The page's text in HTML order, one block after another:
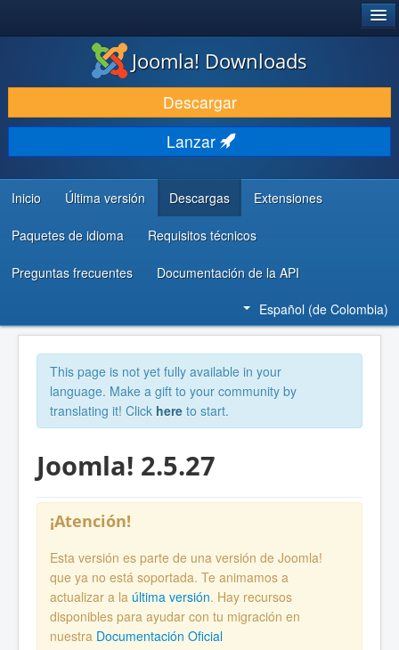
DESCARGAR
DESCUBRE Y APRENDE
COMUNIDAD Y AYUDA
RECURSOS PARA DESARROLLADORES
Joomla! Downloads
Descargar
Lanzar
Inicio Última versión Descargas Extensiones
Paquetes de idioma Requisitos técnicos
Preguntas frecuentes Documentación de la API
Español (de Colombia)
This page is not yet fully available in your
language. Make a gift to your community by
translating it! Click here to start.
Joomla! 2.5.27
¡Atención!
Esta versión es parte de una versión de Joomla!
que ya no está soportada. Te animamos a
actualizar a la última versión. Hay recursos
disponibles para ayudar con tu migración en
nuestra Documentación Oficial